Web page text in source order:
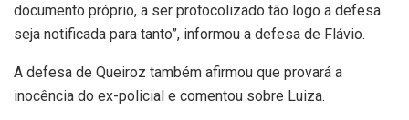
documento próprio, a ser protocolizado tão logo a defesa
seja notificada para tanto”, informou a defesa de Flávio.
A defesa de Queiroz também afirmou que provará a
inocência do ex-policial e comentou sobre Luiza.